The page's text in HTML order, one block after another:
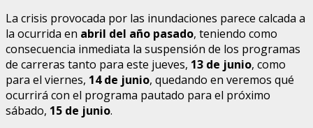
La crisis provocada por las inundaciones parece calcada a
la ocurrida en abril del año pasado, teniendo como
consecuencia inmediata la suspensión de los programas
de carreras tanto para este jueves, 13 de junio, como
para el viernes, 14 de junio, quedando en veremos qué
ocurrirá con el programa pautado para el próximo
sábado, 15 de junio.